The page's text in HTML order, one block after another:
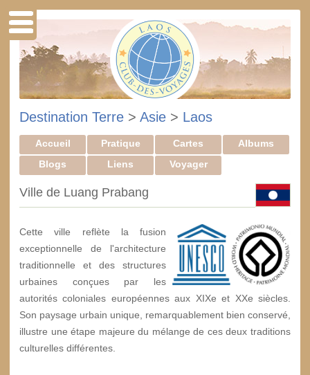
Destination Terre > Asie > Laos
Accueil Pratique Cartes
Albums
Blogs
Liens Voyager
Ville de Luang Prabang
Cette ville reflète la fusion
exceptionnelle de l'architecture
traditionnelle et des structures
urbaines conçues par les
autorités coloniales européennes aux XIXe et XXe siècles.
Son paysage urbain unique, remarquablement bien conservé,
illustre une étape majeure du mélange de ces deux traditions
culturelles différentes.